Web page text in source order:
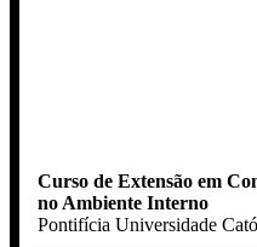
Curso de Extensão em
no Ambiente Interno
Pontifícia Universidade